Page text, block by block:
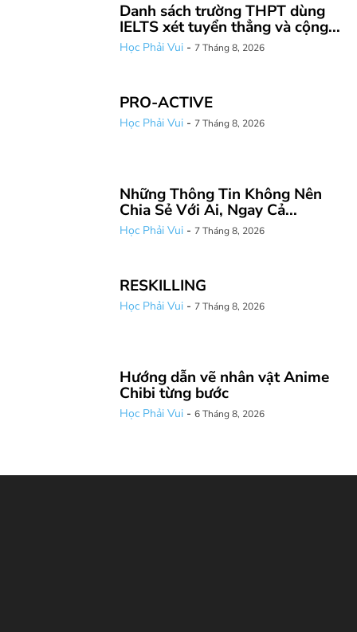
Danh sách trường THPT dùng
IELTS xét tuyển thẳng và cộng...
Học Phải Vui - 7 Tháng 8, 2026
PRO-ACTIVE
Học Phải Vui - 7 Tháng 8, 2026
Những Thông Tin Không Nên
Chia Sẻ Với Ai, Ngay Cả...
Học Phải Vui - 7 Tháng 8, 2026
RESKILLING
Học Phải Vui - 7 Tháng 8, 2026
Hướng dẫn vẽ nhân vật Anime
Chibi từng bước
Học Phải Vui - 6 Tháng 8, 2026